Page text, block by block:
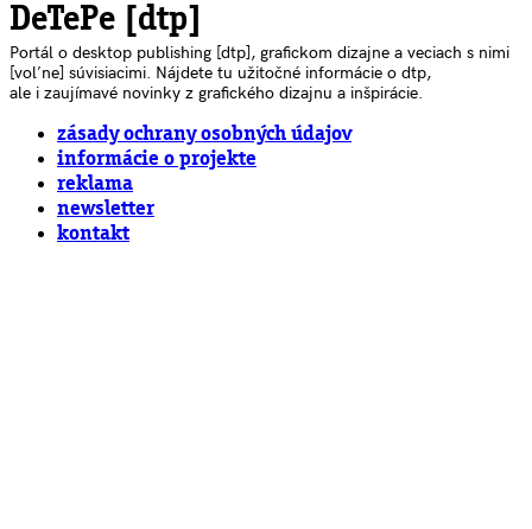
DeTePe [dtp]
Portál o desktop publishing [dtp], grafickom dizajne a veciach s nimi
[voľne] súvisiacimi. Nájdete tu užitočné informácie o dtp,
ale i zaujímavé novinky z grafického dizajnu a inšpirácie.
zásady ochrany osobných údajov
informácie o projekte
reklama
newsletter
kontakt